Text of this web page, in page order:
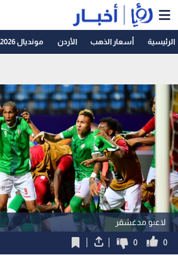
الرئيسية أسعار الذهب الأردن مونديال 2026
لاعبو مدغشقر
0
0